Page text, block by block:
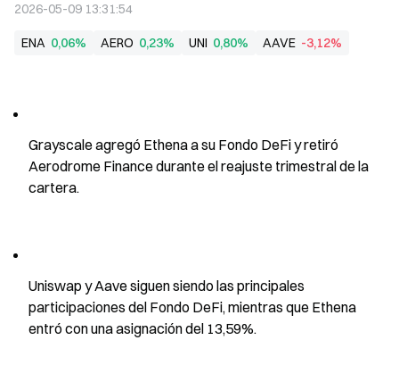
2026-05-09 13:31:54
ENA 0,06% AERO 0,23% UNI 0,80% AAVE -3,12%
Grayscale agregó Ethena a su Fondo DeFi y retiró
Aerodrome Finance durante el reajuste trimestral de la
cartera.
Uniswap y Aave siguen siendo las principales
participaciones del Fondo DeFi, mientras que Ethena
entró con una asignación del 13,59%.